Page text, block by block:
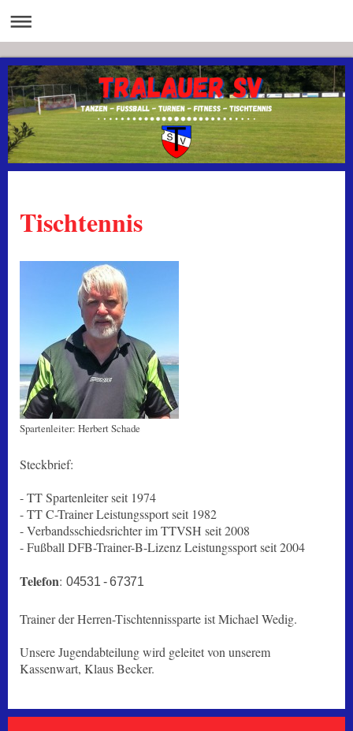
Tischtennis
Spartenleiter: Herbert Schade
Steckbrief:
- TT Spartenleiter seit 1974
- TT C-Trainer Leistungssport seit 1982
- Verbandsschiedsrichter im TTVSH seit 2008
- Fußball DFB-Trainer-B-Lizenz Leistungssport seit 2004
Telefon: 04531 - 67371
Trainer der Herren-Tischtennissparte ist Michael Wedig.
Unsere Jugendabteilung wird geleitet von unserem
Kassenwart, Klaus Becker.